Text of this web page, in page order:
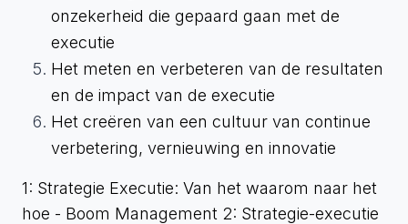
onzekerheid die gepaard gaan met de
executie
Het meten en verbeteren van de resultaten
en de impact van de executie
Het creëren van een cultuur van continue
verbetering, vernieuwing en innovatie
1: Strategie Executie: Van het waarom naar het
hoe - Boom Management 2: Strategie-executie